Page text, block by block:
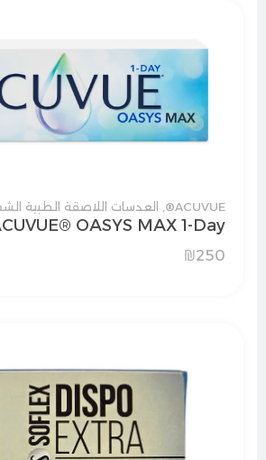
ACUVUE® العدسات اللاصقة الطبية
OASYS MAX 1-Day
₪250